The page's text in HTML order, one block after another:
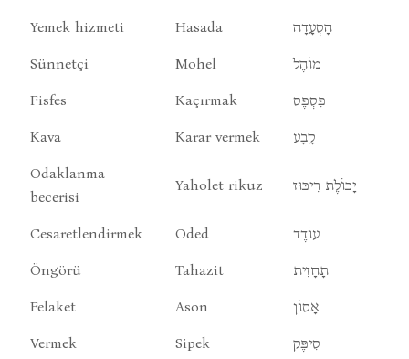
Yemek hizmeti Hasada הָסְעָדָה
Sünnetçi Mohel מוֹהֶל
Fisfes Kaçırmak פִסְפֶס
Kava Karar vermek קָבָע
Odaklanma
becerisi
Yaholet rikuz יָכוֹלֶת רִיכּוּז
Cesaretlendirmek Oded עוֹדֶד
Öngörü Tahazit תָחָזִית
Felaket Ason אָסוֹן
Vermek Sipek סִיפֶּק